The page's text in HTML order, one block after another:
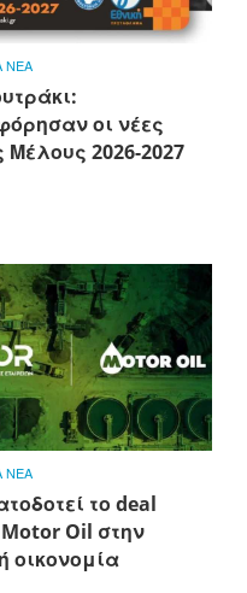
ΝΕΑ
οι νέες
Μέλους 2026-2027
ΝΕΑ
το deal
Oil στην
οικονομία